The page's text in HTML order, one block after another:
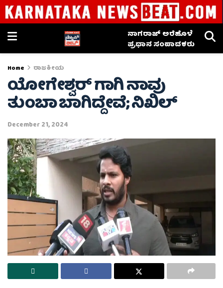
ನಾಗರಾಜ್ ಅರೆಹೊಳೆ
ಪ್ರಧಾನ ಸಂಪಾದಕರು
Home ರಾಜಕೀಯ
ಯೋಗೇಶ್ವರ್ ಗಾಗಿ ನಾವು
ತುಂಬಾ ಬಾಗಿದ್ದೇವೆ; ನಿಖಿಲ್
December 21, 2024